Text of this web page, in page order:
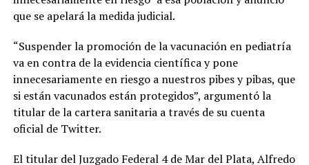
que se apelará la medida judicial.
“Suspender la promoción de la vacunación en pediatría
va en contra de la evidencia científica y pone
innecesariamente en riesgo a nuestros pibes y pibas, que
si están vacunados están protegidos”, argumentó la
titular de la cartera sanitaria a través de su cuenta
oficial de Twitter.
El titular del Juzgado Federal 4 de Mar del Plata, Alfredo